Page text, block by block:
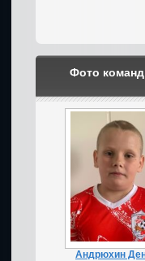
Фото
Андрюхин